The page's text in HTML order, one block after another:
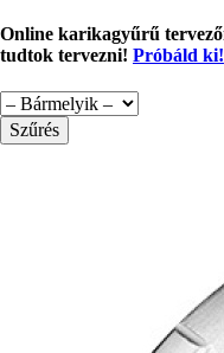
Online karikagyűrű
tudtok tervezni! Próbáld ki!